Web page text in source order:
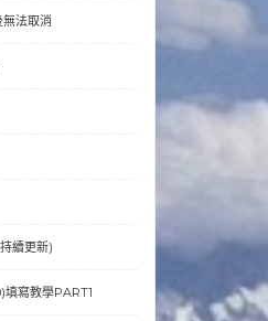
法取消
續更新)
填寫教學PART1